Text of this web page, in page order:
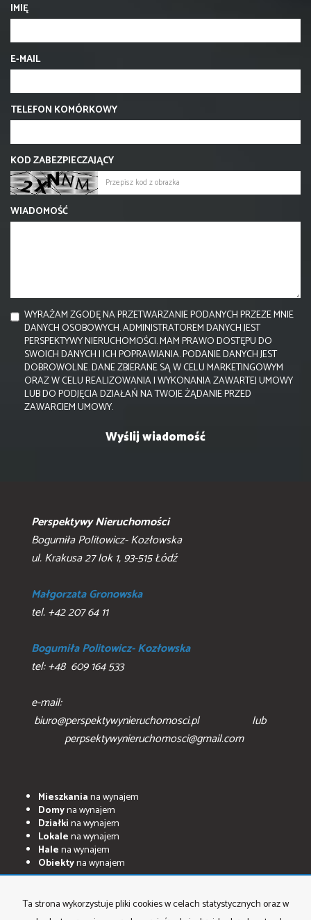
IMIĘ
E-MAIL
TELEFON KOMÓRKOWY
KOD ZABEZPIECZAJĄCY
WIADOMOŚĆ
WYRAŻAM ZGODĘ NA PRZETWARZANIE PODANYCH PRZEZE MNIE
DANYCH OSOBOWYCH. ADMINISTRATOREM DANYCH JEST
PERSPEKTYWY NIERUCHOMOŚCI. MAM PRAWO DOSTĘPU DO
SWOICH DANYCH I ICH POPRAWIANIA. PODANIE DANYCH JEST
DOBROWOLNE. DANE ZBIERANE SĄ W CELU MARKETINGOWYM
ORAZ W CELU REALIZOWANIA I WYKONANIA ZAWARTEJ UMOWY
LUB DO PODJĘCIA DZIAŁAŃ NA TWOJE ŻĄDANIE PRZED
ZAWARCIEM UMOWY.
Perspektywy Nieruchomości
Bogumiła Politowicz- Kozłowska
ul. Krakusa 27 lok 1, 93-515 Łódź
Małgorzata Gronowska
tel. +42 207 64 11
Bogumiła Politowicz- Kozłowska
tel: +48 609 164 533
e-mail:
biuro@perspektywynieruchomosci.pl lub
perpsektywynieruchomosci@gmail.com
Mieszkaniana wynajem
Domyna wynajem
Działkina wynajem
Lokalena wynajem
Halena wynajem
Obiektyna wynajem
Domyna sprzedaż
na sprzedaż
Ta strona wykorzystuje pliki cookies w celach statystycznych oraz w